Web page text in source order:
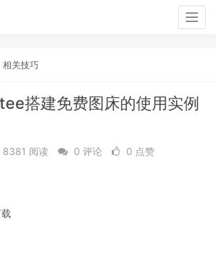
相关技巧
搭建免费图床的使用实例
8381 阅读 0 评论 0 点赞